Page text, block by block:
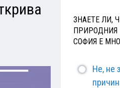
ЗНАЕТЕ ЛИ,
ПРИРОДНИЯ
СОФИЯ Е
Не, не